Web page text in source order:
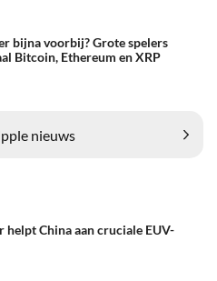
bijna voorbij? Grote spelers
Bitcoin, Ethereum en XRP
nieuws
helpt China aan cruciale EUV-